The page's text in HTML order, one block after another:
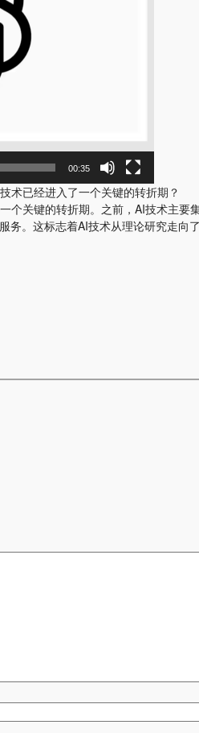
00:35
术已经进入了一个关键的转折期？
关键的转折期。之前，AI技术主
。这标志着AI技术从理论研究走向